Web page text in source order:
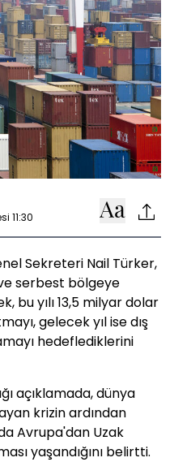
11:30
Sekreteri Nail Türker,
serbest bölgeye
bu yılı 13,5 milyar dolar
gelecek yıl ise dış
hedeflediklerini
açıklamada, dünya
krizin ardından
Avrupa'dan Uzak
yaşandığını belirtti.